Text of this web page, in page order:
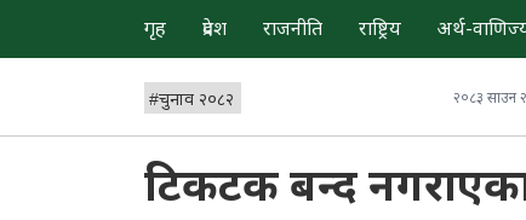
गृह प्रदेश राजनीति राष्ट्रिय अर्थ-
#चुनाव २०८२ २०८३ साउन
टिकटक बन्द